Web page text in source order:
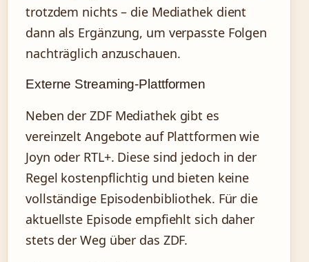
trotzdem nichts – die Mediathek dient
dann als Ergänzung, um verpasste Folgen
nachträglich anzuschauen.
Externe Streaming-Plattformen
Neben der ZDF Mediathek gibt es
vereinzelt Angebote auf Plattformen wie
Joyn oder RTL+. Diese sind jedoch in der
Regel kostenpflichtig und bieten keine
vollständige Episodenbibliothek. Für die
aktuellste Episode empfiehlt sich daher
stets der Weg über das ZDF.